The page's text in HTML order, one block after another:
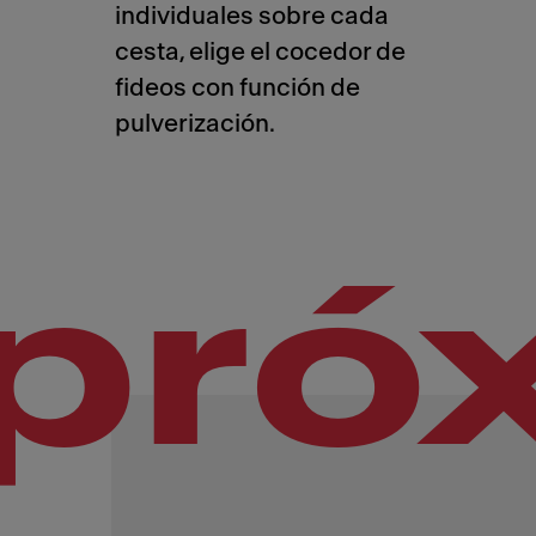
individuales sobre cada
cesta, elige el cocedor de
fideos con función de
pulverización.